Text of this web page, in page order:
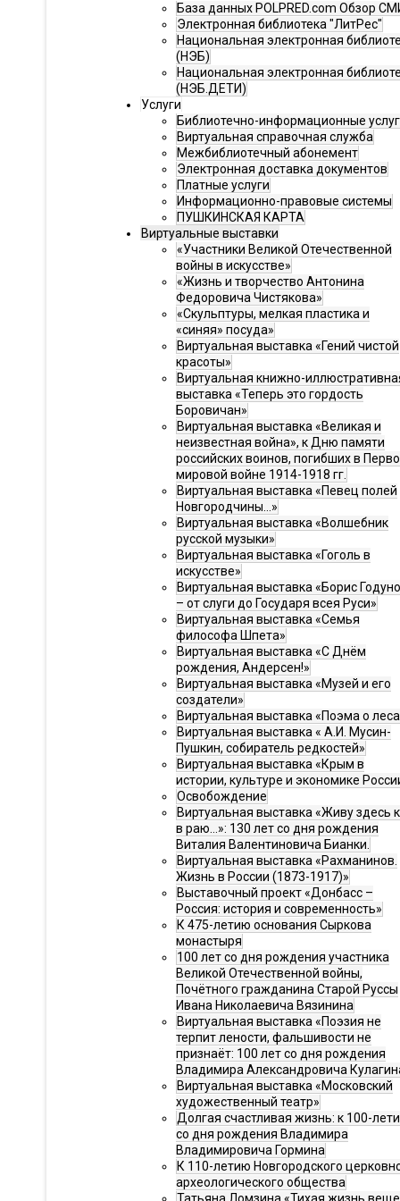
База данных POLPRED.com Обзор
Электронная библиотека "ЛитРес"
Национальная электронная
(НЭБ)
Национальная электронная
(НЭБ.ДЕТИ)
Услуги
Библиотечно-информационные
Виртуальная справочная служба
Межбиблиотечный абонемент
Электронная доставка документов
Платные услуги
Информационно-правовые системы
ПУШКИНСКАЯ КАРТА
Виртуальные выставки
«Участники Великой Отечественной
войны в искусстве»
«Жизнь и творчество Антонина
Федоровича Чистякова»
«Скульптуры, мелкая пластика и
«синяя» посуда»
Виртуальная выставка «Гений чистой
красоты»
Виртуальная книжно-
выставка «Теперь это гордость
Боровичан»
Виртуальная выставка «Великая и
неизвестная война», к Дню памяти
российских воинов, погибших в
мировой войне 1914-1918 гг.
Виртуальная выставка «Певец полей
Новгородчины…»
Виртуальная выставка «Волшебник
русской музыки»
Виртуальная выставка «Гоголь в
искусстве»
Виртуальная выставка «Борис
– от слуги до Государя всея Руси»
Виртуальная выставка «Семья
философа Шпета»
Виртуальная выставка «С Днём
рождения, Андерсен!»
Виртуальная выставка «Музей и его
создатели»
Виртуальная выставка «Поэма о
Виртуальная выставка « А.И. Мусин-
Пушкин, собиратель редкостей»
Виртуальная выставка «Крым в
истории, культуре и экономике
Освобождение
Виртуальная выставка «Живу здесь
в раю…»: 130 лет со дня рождения
Виталия Валентиновича Бианки.
Виртуальная выставка «Рахманинов.
Жизнь в России (1873-1917)»
Выставочный проект «Донбасс –
Россия: история и современность»
К 475-летию основания Сыркова
монастыря
100 лет со дня рождения участника
Великой Отечественной войны,
Почётного гражданина Старой Руссы
Ивана Николаевича Вязинина
Виртуальная выставка «Поэзия не
терпит лености, фальшивости не
признаёт: 100 лет со дня рождения
Владимира Александровича
Виртуальная выставка «Московский
художественный театр»
Долгая счастливая жизнь: к 100-
со дня рождения Владимира
Владимировича Гормина
К 110-летию Новгородского
археологического общества